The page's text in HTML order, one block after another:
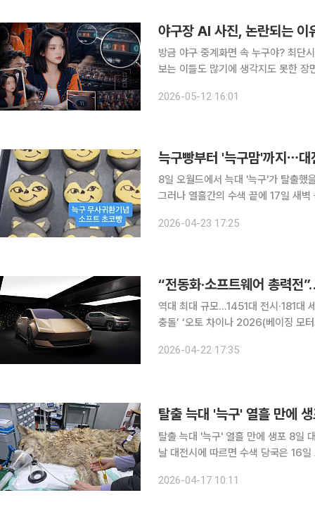
야구장 AI 사진, 논란되는
방금 야구 중계화면 속 누구야? 최단시간 300만 관중 돌파를 이뤄낸 한국 프로야구. 찾는 이들도
보는 이들도 많기에 생각지도 못한 장
계망서비스(SNS)로 퍼져나가며 새로
2026-05-12 16:01
늑구빵부터 '늑구맘'까지⋯
8일 오월드에서 늑대 '늑구'가 탈출했
그러나 열흘간의 수색 끝에 17일 새
문입니다. 늑구는 더 이상 동물원에서
2026-04-23 17:25
“전동화·소프트웨어 총력전
역대 최대 규모…1451대 전시·181대
충돌’ ‘오토 차이나 2026(베이징 모터쇼)’이 중국 베이징에서 막을 올린다. 완성차 중심 전시를 넘
시장인 중국을 배경으로 글로벌 완성
2026-04-22 17:35
탈출 늑대 '늑구' 열흘 만에 생포 8일 대전 오월드에서 탈출한 늑대 '늑구'가 17일 생포됐습니다. 이
날 대전시에 따르면 수색 당국은 16
안영 나들목 인근에서 늑구를 발견했
2026-04-17 10:11